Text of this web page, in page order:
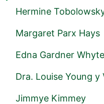
Hermine
Margaret Parx Hays
Edna Gardner Whyte
Dra. Louise Young
Jimmye Kimmey